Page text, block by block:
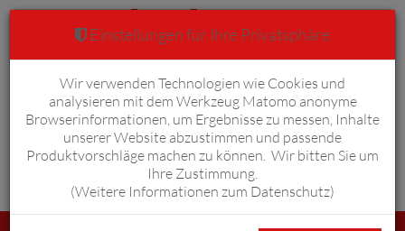
Anmelden Warenkorb 0
Einstellungen für Ihre Privatsphäre
Wir verwenden Technologien wie Cookies und
analysieren mit dem Werkzeug Matomo anonyme
Browserinformationen, um Ergebnisse zu messen, Inhalte
unserer Website abzustimmen und passende
Produktvorschläge machen zu können. Wir bitten Sie um
Ihre Zustimmung.
(Weitere Informationen zum Datenschutz)